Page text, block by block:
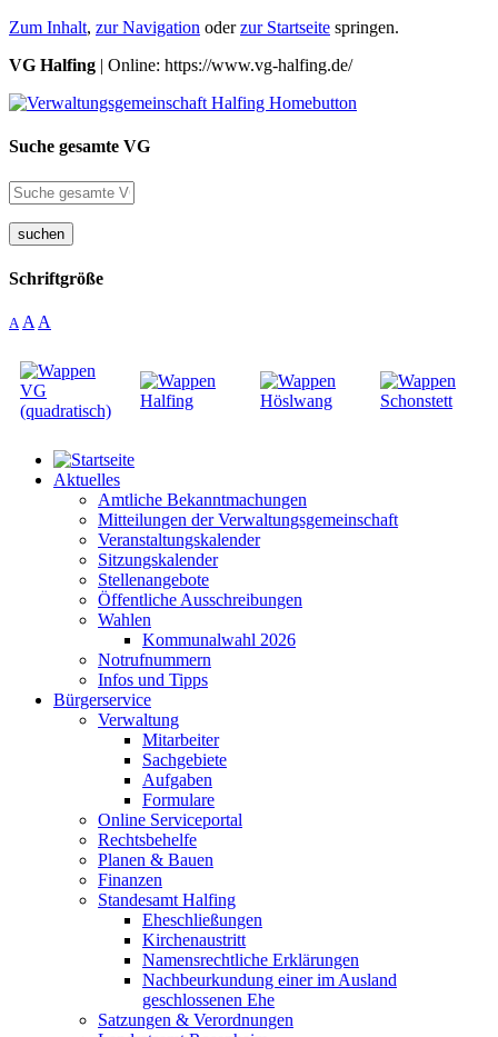
Zum Inhalt, zur Navigation oderzur Startseite springen.
VG Halfing | Online: https://www.vg-halfing.de/
Suche gesamte VG
suchen
Schriftgröße
A A A
Aktuelles
Amtliche Bekanntmachungen
Mitteilungen der Verwaltungsgemeinschaft
Veranstaltungskalender
Sitzungskalender
Stellenangebote
Öffentliche Ausschreibungen
Wahlen
Kommunalwahl 2026
Notrufnummern
Infos und Tipps
Bürgerservice
Verwaltung
Mitarbeiter
Sachgebiete
Aufgaben
Formulare
Online Serviceportal
Rechtsbehelfe
Planen & Bauen
Finanzen
Standesamt Halfing
Eheschließungen
Kirchenaustritt
Namensrechtliche Erklärungen
Nachbeurkundung einer im Ausland
geschlossenen Ehe
Satzungen & Verordnungen